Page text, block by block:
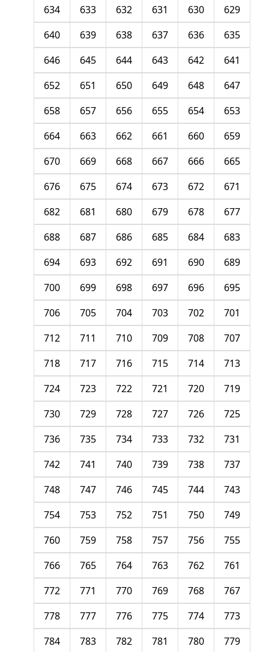
629
630
631
632
633
634
635
636
637
638
639
640
641
642
643
644
645
646
647
648
649
650
651
652
653
654
655
656
657
658
659
660
661
662
663
664
665
666
667
668
669
670
671
672
673
674
675
676
677
678
679
680
681
682
683
684
685
686
687
688
689
690
691
692
693
694
695
696
697
698
699
700
701
702
703
704
705
706
707
708
709
710
711
712
713
714
715
716
717
718
719
720
721
722
723
724
725
726
727
728
729
730
731
732
733
734
735
736
737
738
739
740
741
742
743
744
745
746
747
748
749
750
751
752
753
754
755
756
757
758
759
760
761
762
763
764
765
766
767
768
769
770
771
772
773
774
775
776
777
778
779
780
781
782
783
784